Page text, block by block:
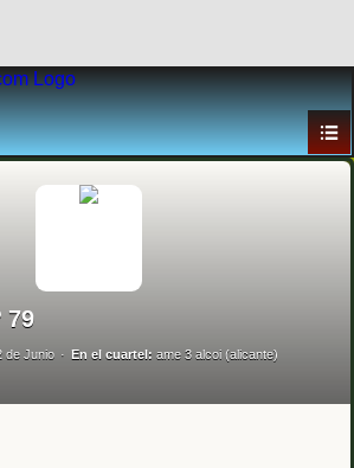
79
de Junio En el cuartel: ame 3 alcoi (alicante)